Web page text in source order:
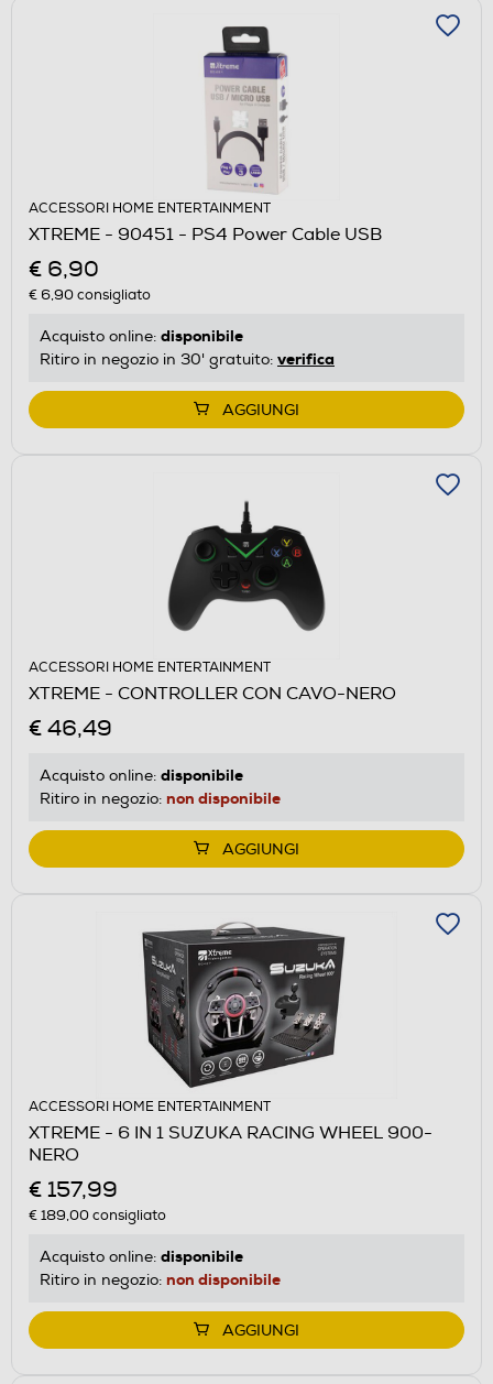
ACCESSORI HOME ENTERTAINMENT
XTREME - 90451 - PS4 Power Cable USB
€ 6,90
€ 6,90consigliato
Acquisto online: disponibile
Ritiro in negozio in 30' gratuito: verifica
AGGIUNGI
ACCESSORI HOME ENTERTAINMENT
XTREME - CONTROLLER CON CAVO-NERO
€ 46,49
Acquisto online: disponibile
Ritiro in negozio: non disponibile
AGGIUNGI
ACCESSORI HOME ENTERTAINMENT
XTREME - 6 IN 1 SUZUKA RACING WHEEL 900-
NERO
€ 157,99
€ 189,00consigliato
Acquisto online: disponibile
Ritiro in negozio: non disponibile
AGGIUNGI